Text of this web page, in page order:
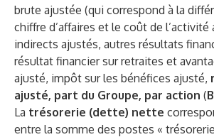
brute ajustée (qui correspond à la
chiffre d’affaires et le coût de
indirects ajustés, autres résultats
résultat financier sur retraites et
ajusté, impôt sur les bénéfices ajusté,
ajusté, part du Groupe, par action (
La trésorerie (dette) nette
entre la somme des postes «